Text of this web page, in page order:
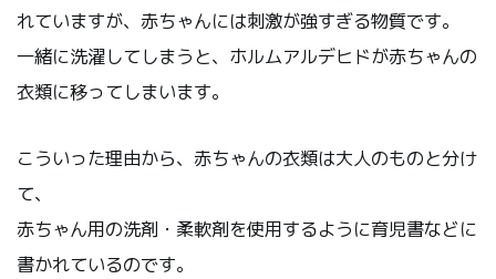
れていますが、赤ちゃんには刺激が強すぎる物質です。
一緒に洗濯してしまうと、ホルムアルデヒドが赤ちゃんの
衣類に移ってしまいます。
こういった理由から、赤ちゃんの衣類は大人のものと分け
て、
赤ちゃん用の洗剤・柔軟剤を使用するように育児書などに
書かれているのです。